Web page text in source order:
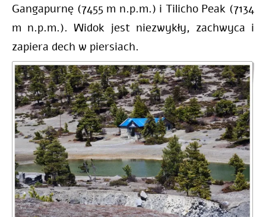
Gangapurnę (7455 m n.p.m.) i Tilicho Peak (7134
m n.p.m.). Widok jest niezwykły, zachwyca i
zapiera dech w piersiach.